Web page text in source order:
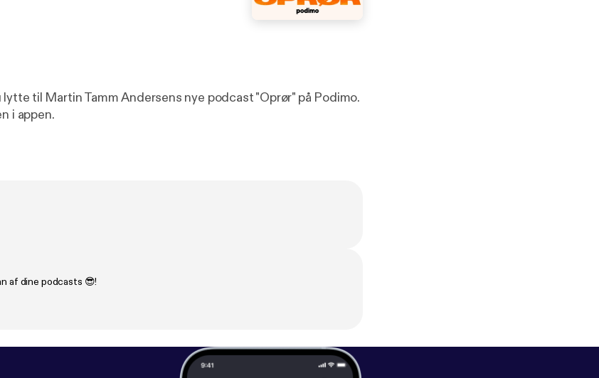
lytte til Martin Tamm Andersens nye podcast "Oprør" på Podimo.
i appen.
af dine podcasts 😎!